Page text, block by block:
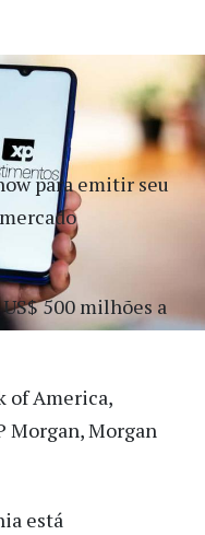
para emitir seu
500 milhões a
of America,
Morgan, Morgan
está